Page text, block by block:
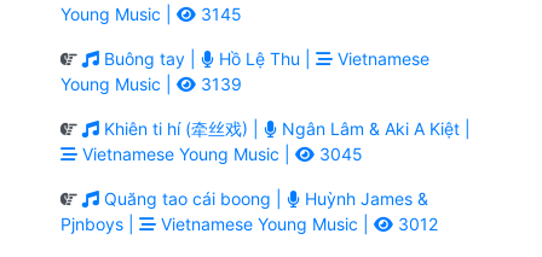
Young Music |
3145
Buông tay | Hồ Lệ Thu |
Vietnamese
Young Music |
3139
Khiên ti hí (牵丝戏) |
Ngân Lâm & Aki A Kiệt |
Vietnamese Young Music |
3045
Quăng tao cái boong |
Huỳnh James &
Pjnboys |
Vietnamese Young Music | 3012